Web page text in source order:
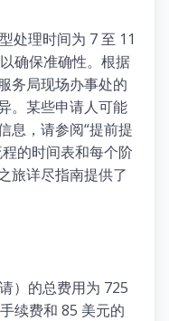
处理时间为 7 至 11
确保准确性。根据
务局现场办事处的
。某些申请人可能
息，请参阅“提前提
的时间表和每个阶
旅详尽指南提供了
）的总费用为 725
续费和 85 美元的